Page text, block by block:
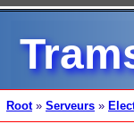
Root» Serveurs »